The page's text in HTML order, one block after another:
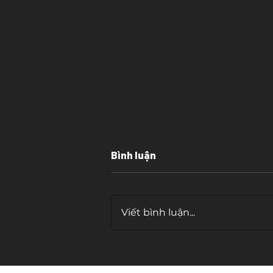
là gì?
Bình luận
Viết bình luận...